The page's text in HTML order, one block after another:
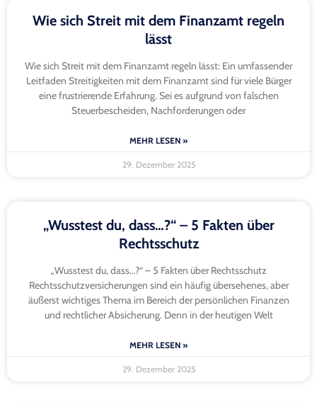
Wie sich Streit mit dem Finanzamt regeln
lässt
Wie sich Streit mit dem Finanzamt regeln lässt: Ein umfassender
Leitfaden Streitigkeiten mit dem Finanzamt sind für viele Bürger
eine frustrierende Erfahrung. Sei es aufgrund von falschen
Steuerbescheiden, Nachforderungen oder
MEHR LESEN »
29. Dezember 2025
„Wusstest du, dass…?“ – 5 Fakten über
Rechtsschutz
„Wusstest du, dass…?“ – 5 Fakten über Rechtsschutz
Rechtsschutzversicherungen sind ein häufig übersehenes, aber
äußerst wichtiges Thema im Bereich der persönlichen Finanzen
und rechtlicher Absicherung. Denn in der heutigen Welt
MEHR LESEN »
29. Dezember 2025